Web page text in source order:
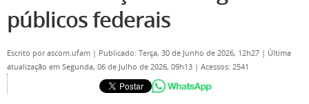
públicos federais
Escrito porascom.ufam | Publicado: Terça, 30 de Junho de 2026, 12h27 | Última
atualização em Segunda, 06 de Julho de 2026, 09h13 | Acessos: 2541